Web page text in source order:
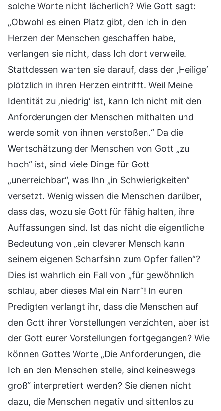
solche Worte nicht lächerlich? Wie Gott sagt:
„Obwohl es einen Platz gibt, den Ich in den
Herzen der Menschen geschaffen habe,
verlangen sie nicht, dass Ich dort verweile.
Stattdessen warten sie darauf, dass der ‚Heilige‘
plötzlich in ihren Herzen eintrifft. Weil Meine
Identität zu ‚niedrig‘ ist, kann Ich nicht mit den
Anforderungen der Menschen mithalten und
werde somit von ihnen verstoßen.“ Da die
Wertschätzung der Menschen von Gott „zu
hoch“ ist, sind viele Dinge für Gott
„unerreichbar“, was Ihn „in Schwierigkeiten“
versetzt. Wenig wissen die Menschen darüber,
dass das, wozu sie Gott für fähig halten, ihre
Auffassungen sind. Ist das nicht die eigentliche
Bedeutung von „ein cleverer Mensch kann
seinem eigenen Scharfsinn zum Opfer fallen“?
Dies ist wahrlich ein Fall von „für gewöhnlich
schlau, aber dieses Mal ein Narr“! In euren
Predigten verlangt ihr, dass die Menschen auf
den Gott ihrer Vorstellungen verzichten, aber ist
der Gott eurer Vorstellungen fortgegangen? Wie
können Gottes Worte „Die Anforderungen, die
Ich an den Menschen stelle, sind keineswegs
groß“ interpretiert werden? Sie dienen nicht
dazu, die Menschen negativ und sittenlos zu